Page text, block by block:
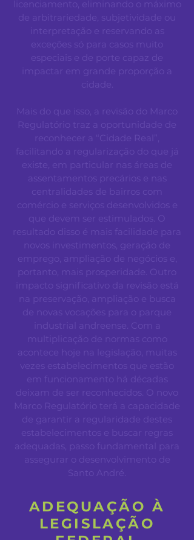
licenciamento, eliminando o máximo
de arbitrariedade, subjetividade ou
interpretação e reservando as
exceções só para casos muito
especiais e de porte capaz de
impactar em grande proporção a
cidade.
Mais do que isso, a revisão do Marco
Regulatório traz a oportunidade de
reconhecer a “Cidade Real”,
facilitando a regularização do que já
existe, em particular nas áreas de
assentamentos precários e nas
centralidades de bairros com
comércio e serviços desenvolvidos e
que devem ser estimulados. O
resultado disso é mais facilidade para
novos investimentos, geração de
emprego, ampliação de negócios e,
portanto, mais prosperidade. Outro
impacto significativo da revisão está
na preservação, ampliação e busca
de novas vocações para o parque
industrial andreense. Com a
multiplicação de normas como
acontece hoje na legislação, muitas
vezes estabelecimentos que estão
em funcionamento há décadas
deixam de ser reconhecidos. O novo
Marco Regulatório terá a capacidade
de garantir a regularidade destes
estabelecimentos e buscar regras
adequadas, passo fundamental para
assegurar o desenvolvimento de
Santo André.
ADEQUAÇÃO À
LEGISLAÇÃO